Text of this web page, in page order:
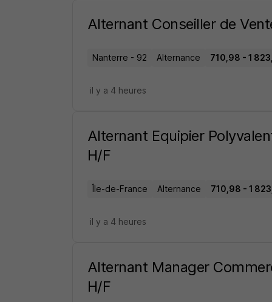
Alternant Conseiller de
Nanterre - 92 Alternance 710,98 - 1
il y a 4 heures
Alternant Equipier
H/F
Île-de-France Alternance 710,98 - 1
il y a 4 heures
Alternant Manager
H/F